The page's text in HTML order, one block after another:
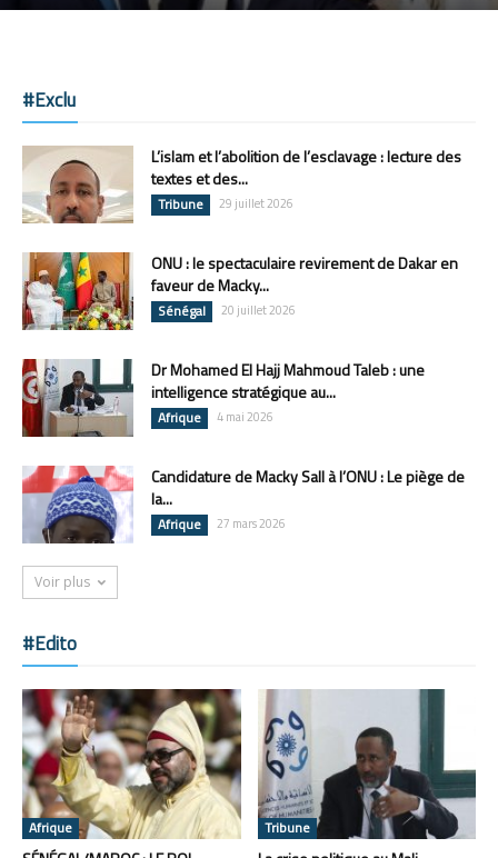
#Exclu
L’islam et l’abolition de l’esclavage : lecture des
textes et des...
Tribune 29 juillet 2026
ONU : le spectaculaire revirement de Dakar en
faveur de Macky...
Sénégal 20 juillet 2026
Dr Mohamed El Hajj Mahmoud Taleb : une
intelligence stratégique au...
Afrique 4 mai 2026
Candidature de Macky Sall à l’ONU : Le piège de
la...
Afrique 27 mars 2026
Voir plus
#Edito
Afrique Tribune